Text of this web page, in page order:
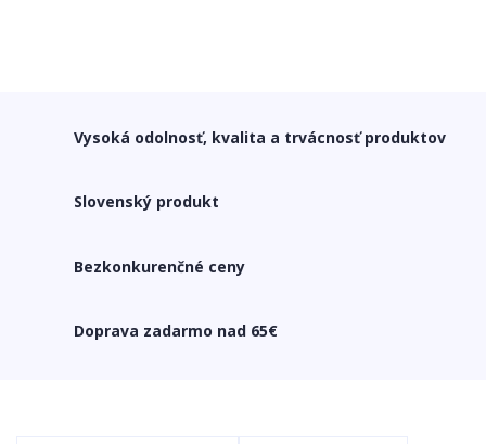
Vysoká odolnosť, kvalita a trvácnosť produktov
Slovenský produkt
Bezkonkurenčné ceny
Doprava zadarmo nad 65€